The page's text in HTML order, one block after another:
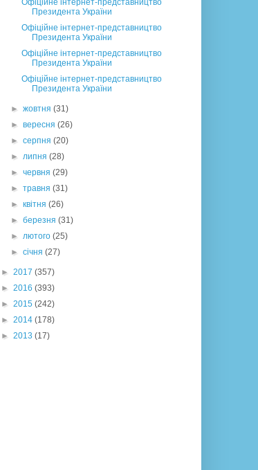
Офіційне інтернет-представництво
Президента України
Офіційне інтернет-представництво
Президента України
Офіційне інтернет-представництво
Президента України
Офіційне інтернет-представництво
Президента України
►жовтня(31)
►вересня(26)
►серпня(20)
►липня(28)
►червня(29)
►травня(31)
►квітня(26)
►березня(31)
►лютого(25)
►січня(27)
► 2017 (357)
► 2016 (393)
► 2015 (242)
► 2014 (178)
► 2013 (17)